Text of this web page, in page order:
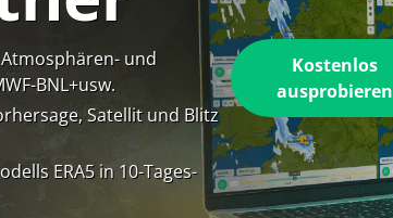
und
BNL+usw.
Satellit und Blitz
ERA5 in 10-Tages-
Kostenlos
ausprobieren